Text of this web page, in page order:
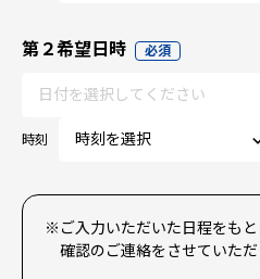
第２希望日時 必須
時刻
※ご入力いただいた日程をも
確認のご連絡をさせていただ